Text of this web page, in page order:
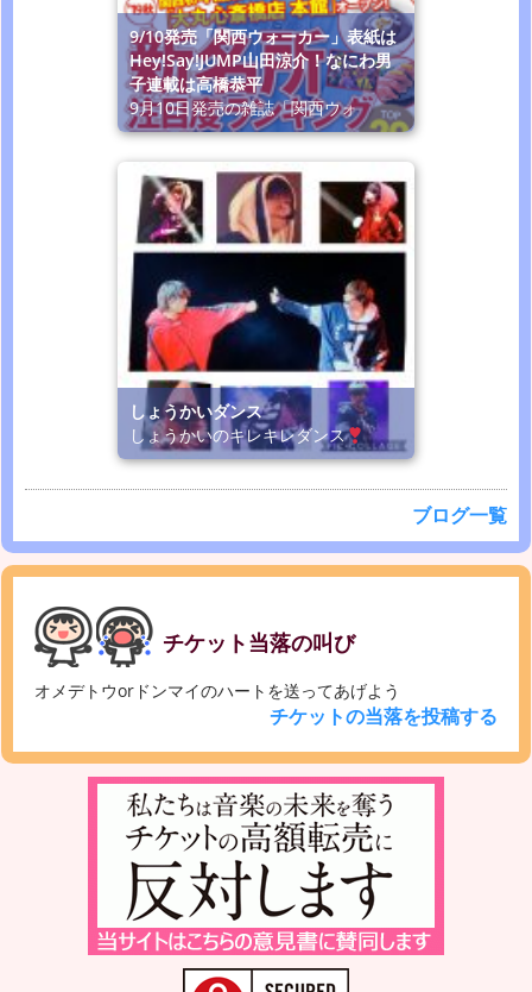
9/10発売「関西ウォーカー」表紙は
Hey!Say!JUMP山田涼介！なにわ男
子連載は高橋恭平
9月10日発売の雑誌「関西ウォ
しょうかいダンス
しょうかいのキレキレダンス
ブログ一覧
チケット当落の叫び
オメデトウorドンマイのハートを送ってあげよう
チケットの当落を投稿する